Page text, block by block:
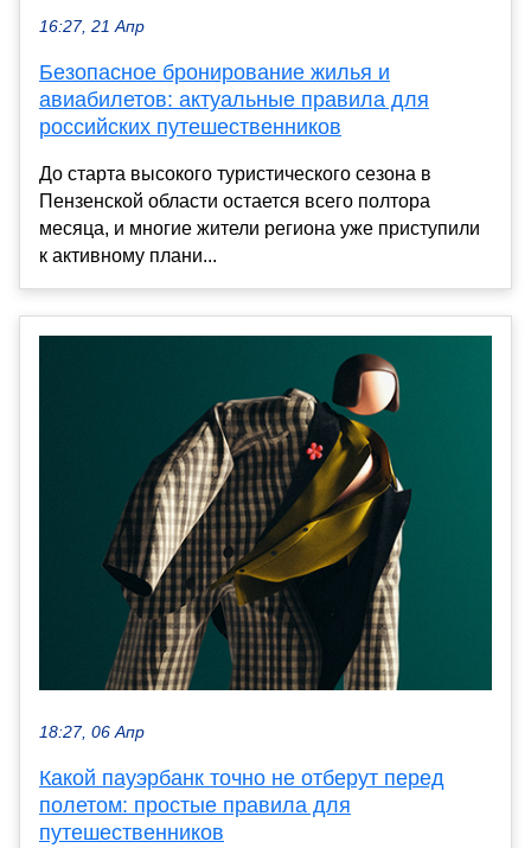
16:27, 21 Апр
Безопасное бронирование жилья и
авиабилетов: актуальные правила для
российских путешественников
До старта высокого туристического сезона в
Пензенской области остается всего полтора
месяца, и многие жители региона уже приступили
к активному плани...
18:27, 06 Апр
Какой пауэрбанк точно не отберут перед
полетом: простые правила для
путешественников